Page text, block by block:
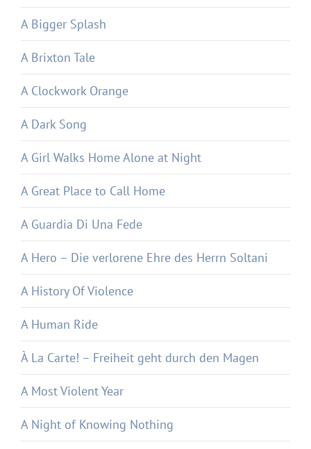
A Bigger Splash
A Brixton Tale
A Clockwork Orange
A Dark Song
A Girl Walks Home Alone at Night
A Great Place to Call Home
A Guardia Di Una Fede
A Hero – Die verlorene Ehre des Herrn Soltani
A History Of Violence
A Human Ride
À La Carte! – Freiheit geht durch den Magen
A Most Violent Year
A Night of Knowing Nothing